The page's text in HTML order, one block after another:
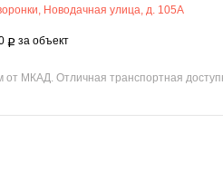
Новодачная улица, д. 105А
Р за объект
МКАД. Отличная транспортная